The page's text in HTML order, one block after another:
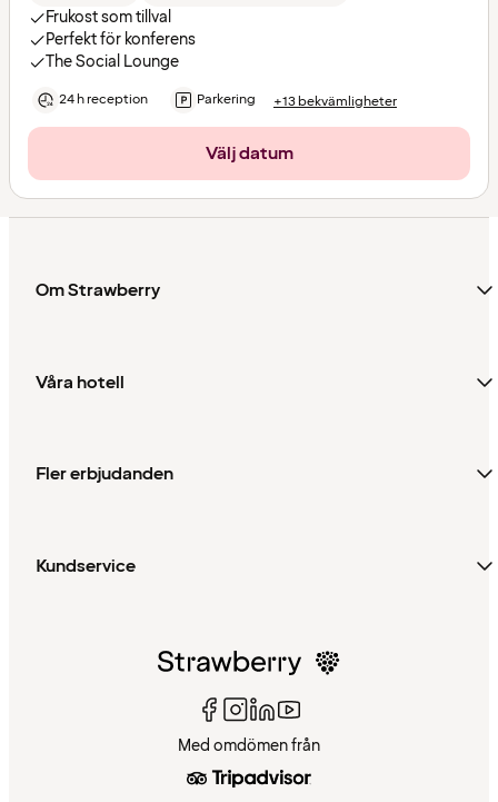
Frukost som tillval
Perfekt för konferens
The Social Lounge
24 h reception Parkering +13 bekvämligheter
Välj datum
Om Strawberry
Våra hotell
Fler erbjudanden
Kundservice
Med omdömen från